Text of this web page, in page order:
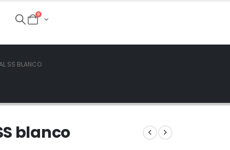
0
SS BLANCO
blanco